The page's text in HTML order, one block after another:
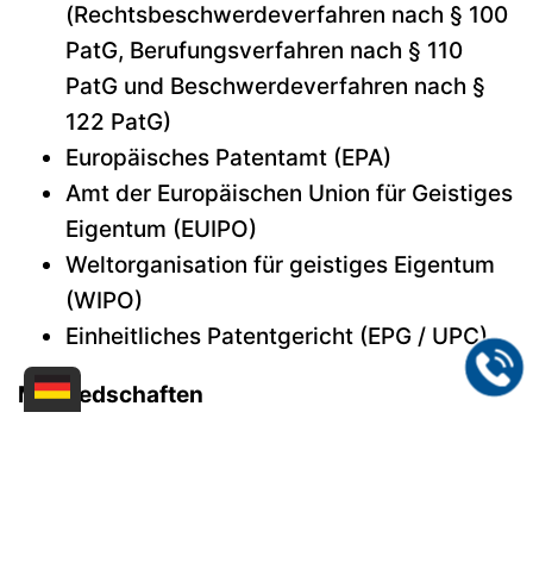
(Rechtsbeschwerdeverfahren nach § 100
PatG, Berufungsverfahren nach § 110
PatG und Beschwerdeverfahren nach §
122 PatG)
Europäisches Patentamt (EPA)
Amt der Europäischen Union für Geistiges
Eigentum (EUIPO)
Weltorganisation für geistiges Eigentum
(WIPO)
Einheitliches Patentgericht (EPG / UPC)
Mitgliedschaften